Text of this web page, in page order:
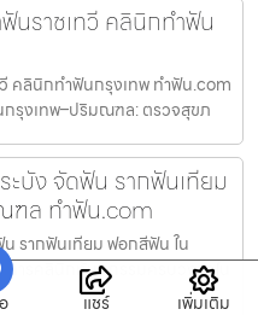
นราชเทวี คลินิกทำฟัน
คลินิกทำฟันกรุงเทพ ทำฟัน.com
รุงเทพ–ปริมณฑล: ตรวจสุขภ
บัง จัดฟัน รากฟันเทียม
ฑล ทำฟัน.com
รากฟันเทียม ฟอกสีฟัน ใน
ารคลินิกทันตกรรมครบวงจรใน
แชร์ เพิ่มเติม